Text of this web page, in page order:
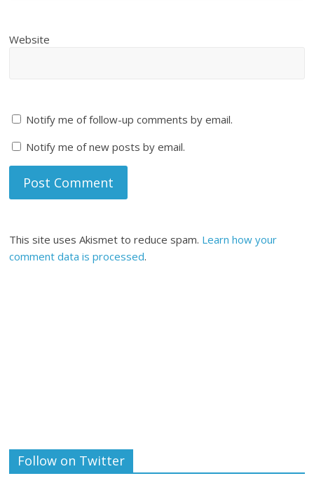
Website
Notify me of follow-up comments by email.
Notify me of new posts by email.
This site uses Akismet to reduce spam. Learn how your
comment data is processed.
Follow on Twitter